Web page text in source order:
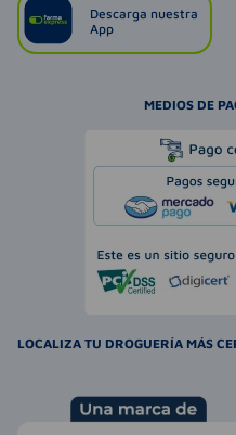
Descarga nuestra
App
MEDIOS DE
LOCALIZA TU DROGUERÍA MÁS